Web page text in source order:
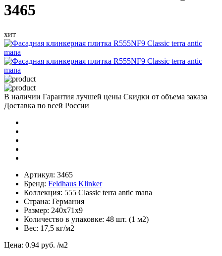
3465
хит
В наличии Гарантия лучшей цены Скидки от объема заказа
Доставка по всей России
Артикул: 3465
Бренд: Feldhaus Klinker
Коллекция: 555 Classic terra antic mana
Страна: Германия
Размер: 240х71х9
Количество в упаковке: 48 шт. (1 м2)
Вес: 17,5 кг/м2
Цена: 0.94 руб. /м2